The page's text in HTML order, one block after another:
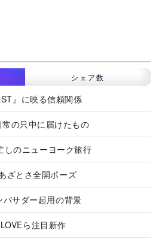
シェア数
』に映る信頼関係
の只中に届けたもの
しのニューヨーク旅行
ざとさ全開ポーズ
サダー起用の背景
ら注目新作